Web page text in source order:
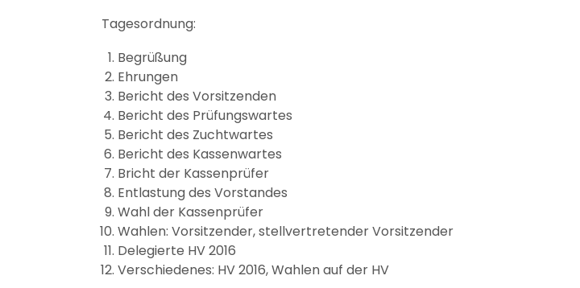
Tagesordnung:
Begrüßung
Ehrungen
Bericht des Vorsitzenden
Bericht des Prüfungswartes
Bericht des Zuchtwartes
Bericht des Kassenwartes
Bricht der Kassenprüfer
Entlastung des Vorstandes
Wahl der Kassenprüfer
Wahlen: Vorsitzender, stellvertretender Vorsitzender
Delegierte HV 2016
Verschiedenes: HV 2016, Wahlen auf der HV